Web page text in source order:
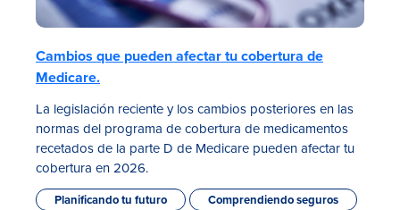
Cambios que pueden afectar tu cobertura de
Medicare.
La legislación reciente y los cambios posteriores en las
normas del programa de cobertura de medicamentos
recetados de la parte D de Medicare pueden afectar tu
cobertura en 2026.
Planificando tu futuro Comprendiendo seguros